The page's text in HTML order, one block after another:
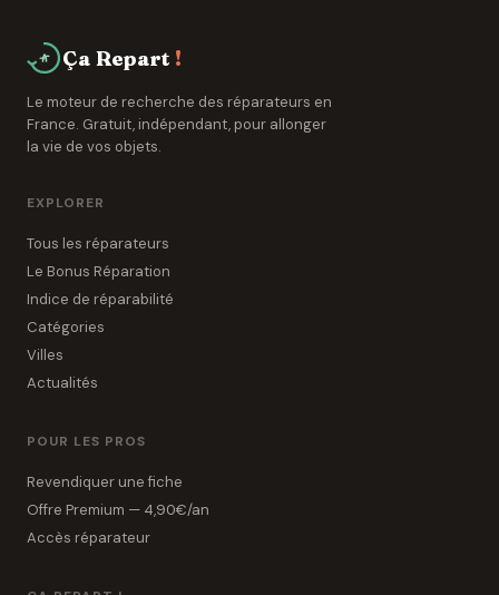
Ça Repart !
Le moteur de recherche des réparateurs en
France. Gratuit, indépendant, pour allonger
la vie de vos objets.
EXPLORER
Tous les réparateurs
Le Bonus Réparation
Indice de réparabilité
Catégories
Villes
Actualités
POUR LES PROS
Revendiquer une fiche
Offre Premium — 4,90€/an
Accès réparateur